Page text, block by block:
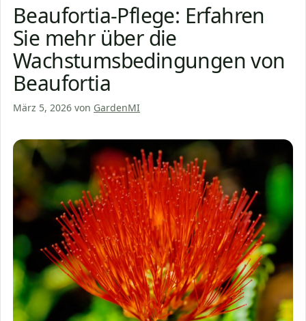
Beaufortia-Pflege: Erfahren
Sie mehr über die
Wachstumsbedingungen von
Beaufortia
März 5, 2026 von GardenMI